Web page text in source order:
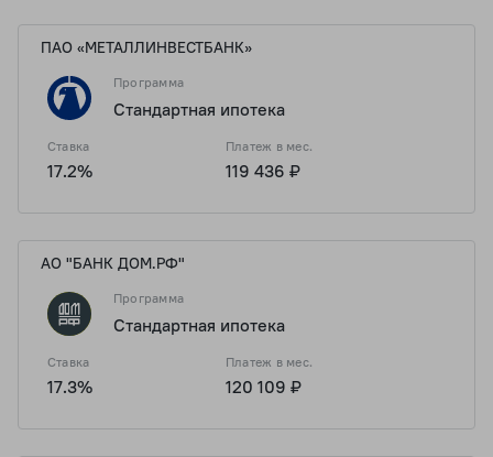
ПАО «МЕТАЛЛИНВЕСТБАНК»
Программа
Стандартная ипотека
Ставка
17.2%
Платеж в мес.
119 436 ₽
АО "БАНК ДОМ.РФ"
Программа
Стандартная ипотека
Ставка
17.3%
Платеж в мес.
120 109 ₽